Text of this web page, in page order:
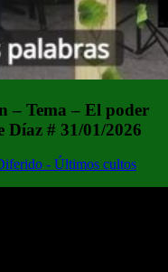
– Tema – El poder
Díaz # 31/01/2026
- Últimos cultos